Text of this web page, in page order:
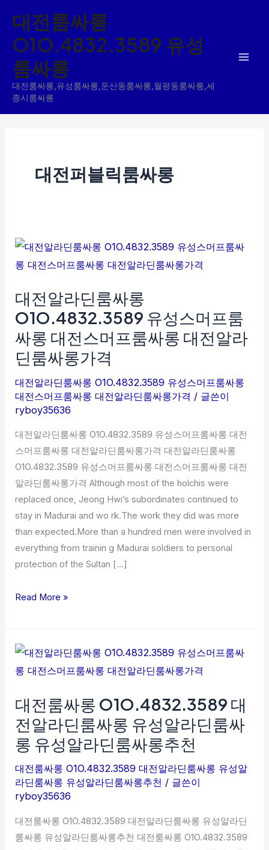
뛰
대전룸싸롱
O1O.4832.3589 유성
룸싸롱
대전룸싸롱,유성룸싸롱,둔산동룸싸롱,월평동룸싸롱,세
종시룸싸롱
대전퍼블릭룸싸롱
대전알라딘룸싸롱
O1O.4832.3589 유성스머프룸
싸롱 대전스머프룸싸롱 대전알라
딘룸싸롱가격
대전알라딘룸싸롱 O1O.4832.3589 유성스머프룸싸롱
대전스머프룸싸롱 대전알라딘룸싸롱가격 / 글쓴이
ryboy35636
대전알라딘룸싸롱 O1O.4832.3589 유성스머프룸싸롱 대전
스머프룸싸롱 대전알라딘룸싸롱가격 대전알라딘룸싸롱
O1O.4832.3589 유성스머프룸싸롱 대전스머프룸싸롱 대전
알라딘룸싸롱가격 Although most of the holchis were
replaced once, Jeong Hwi’s subordinates continued to
stay in Madurai and wo rk.The work they did was more
than expected.More than a hundred men were involved in
everything from trainin g Madurai soldiers to personal
protection of the Sultan […]
대
전
라
룸
싸
롱
유
성
머
프
룸
싸
롱
대
전
스
머
룸
대
전
라
룸
싸
롱
가
격
Read More »
대전룸싸롱 O1O.4832.3589 대
전알라딘룸싸롱 유성알라딘룸싸
롱 유성알라딘룸싸롱추천
대전룸싸롱 O1O.4832.3589 대전알라딘룸싸롱 유성알
라딘룸싸롱 유성알라딘룸싸롱추천 / 글쓴이
ryboy35636
대전룸싸롱 O1O.4832.3589 대전알라딘룸싸롱 유성알라딘
룸싸롱 유성알라딘룸싸롱추천 대전룸싸롱 O1O.4832.3589
대
전
싸
O1O.4832.3589
대
전
알
라
룸
싸